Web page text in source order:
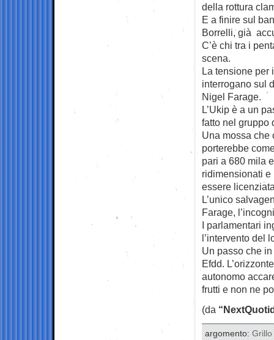
della rottura
E a finire sul
Borrelli, già
C’è chi tra i
scena.
La tensione per
interrogano sul
Nigel Farage.
L’Ukip è a un
fatto nel gruppo
Una mossa che
porterebbe
pari a 680 mila
ridimensionati
essere
L’unico
Farage,
I parlamentari
l’intervento del
Un passo che
Efdd.
autonomo
frutti e non ne
(da
argomento:Grillo